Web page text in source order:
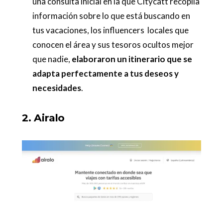
información sobre lo que está buscando en
tus vacaciones, los influencers locales que
conocen el área y sus tesoros ocultos mejor
que nadie, elaboraron un itinerario que se
adapta perfectamente a tus deseos y
necesidades.
2. Airalo